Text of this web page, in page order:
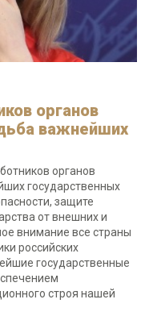
органов
важнейших
органов
государственных
защите
от внешних и
внимание все страны
российских
государственные
строя нашей